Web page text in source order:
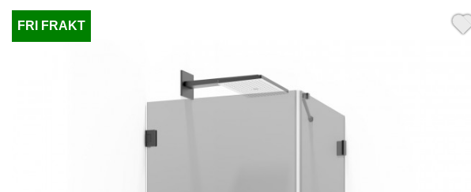
FRI FRAKT